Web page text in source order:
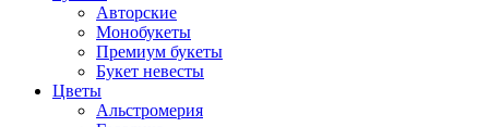
Авторские
Монобукеты
Премиум букеты
Букет невесты
Цветы
Альстромерия